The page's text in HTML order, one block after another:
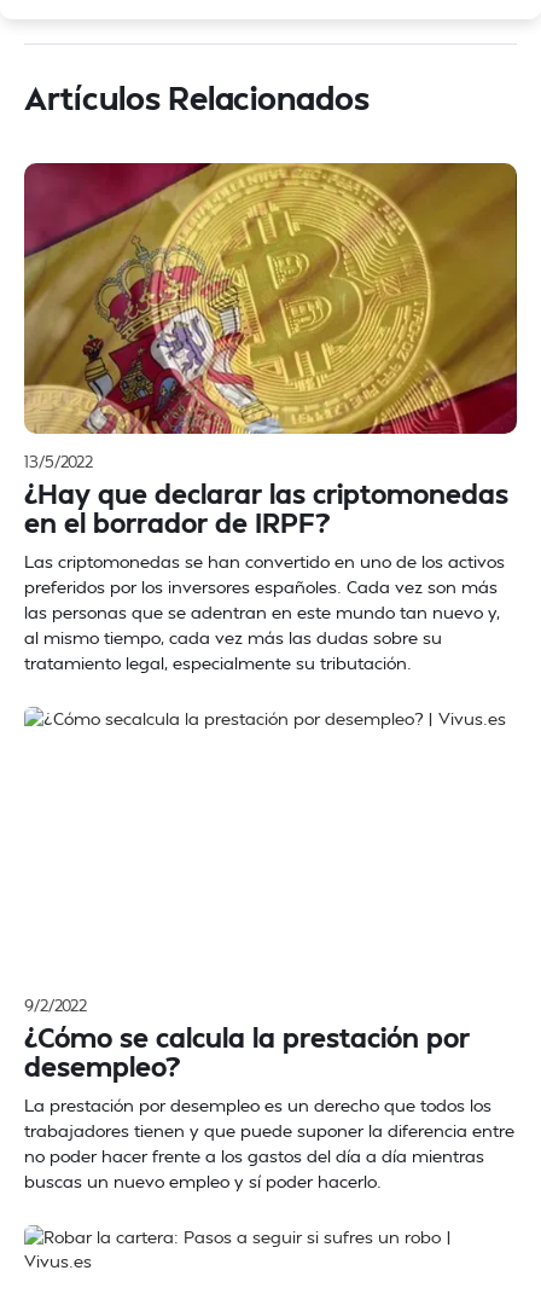
Artículos Relacionados
13/5/2022
¿Hay que declarar las criptomonedas
en el borrador de IRPF?
Las criptomonedas se han convertido en uno de los activos
preferidos por los inversores españoles. Cada vez son más
las personas que se adentran en este mundo tan nuevo y,
al mismo tiempo, cada vez más las dudas sobre su
tratamiento legal, especialmente su tributación.
9/2/2022
¿Cómo se calcula la prestación por
desempleo?
La prestación por desempleo es un derecho que todos los
trabajadores tienen y que puede suponer la diferencia entre
no poder hacer frente a los gastos del día a día mientras
buscas un nuevo empleo y sí poder hacerlo.